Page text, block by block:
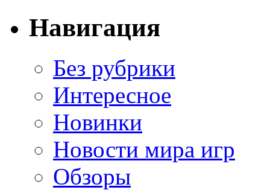
Навигация
Без рубрики
Интересное
Новинки
Новости мира игр
Обзоры